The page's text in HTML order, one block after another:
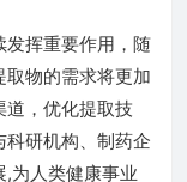
发挥重要作用，随
物的需求将更加
道，优化提取技
研机构、制药企
为人类健康事业